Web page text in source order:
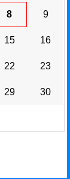
8 9
15 16
22 23
29 30